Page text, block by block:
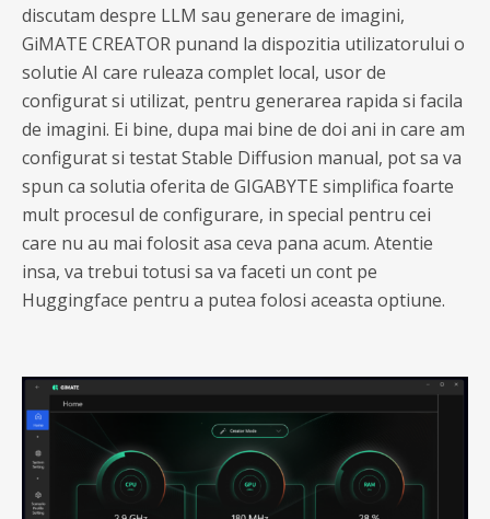
discutam despre LLM sau generare de imagini,
GiMATE CREATOR punand la dispozitia utilizatorului o
solutie AI care ruleaza complet local, usor de
configurat si utilizat, pentru generarea rapida si facila
de imagini. Ei bine, dupa mai bine de doi ani in care am
configurat si testat Stable Diffusion manual, pot sa va
spun ca solutia oferita de GIGABYTE simplifica foarte
mult procesul de configurare, in special pentru cei
care nu au mai folosit asa ceva pana acum. Atentie
insa, va trebui totusi sa va faceti un cont pe
Huggingface pentru a putea folosi aceasta optiune.